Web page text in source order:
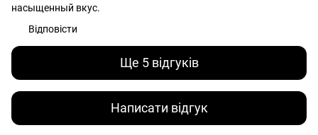
насыщенный вкус.
Відповісти
Ще 5 відгуків
Написати відгук